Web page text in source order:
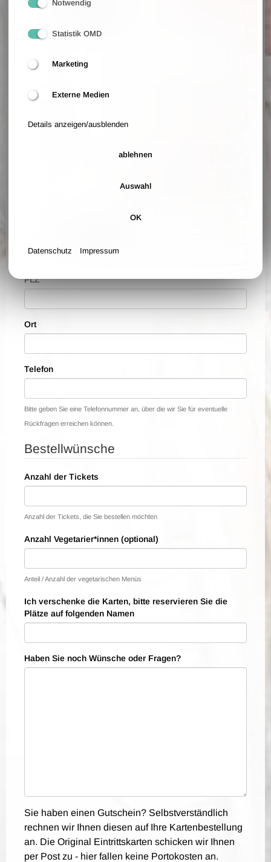
Firmenname (optional)
Vorname
PLZ
Ort
Telefon
Bitte geben Sie eine Telefonnummer an, über die wir Sie für eventuelle
Rückfragen erreichen können.
Bestellwünsche
Anzahl der Tickets
Anzahl der Tickets, die Sie bestellen möchten
Anzahl Vegetarier*innen (optional)
Anteil / Anzahl der vegetarischen Menüs
Ich verschenke die Karten, bitte reservieren Sie die
Plätze auf folgenden Namen
Haben Sie noch Wünsche oder Fragen?
Sie haben einen Gutschein? Selbstverständlich
rechnen wir Ihnen diesen auf Ihre Kartenbestellung
an. Die Original Eintrittskarten schicken wir Ihnen
per Post zu - hier fallen keine Portokosten an.
Notwendig
Statistik OMD
Marketing
Externe Medien
Details anzeigen/ausblenden
ablehnen
Auswahl
OK
Datenschutz Impressum